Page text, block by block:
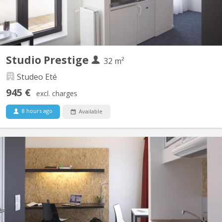
Studio Prestige
32 m²
Studeo Eté
945 € excl. charges
8 hours ago Available
BK 17939
Des studios de qualité dans une résidence pour étudiants de
Standing idéalement située à proximité des universités ULB et
VUB. Les studios Prestige se trouvent au 1er étage et disposent
d'une terrasse commune - Superficie de 29 à 36m² Loyer partir
de 1195€, par mois, toute charge comprise....